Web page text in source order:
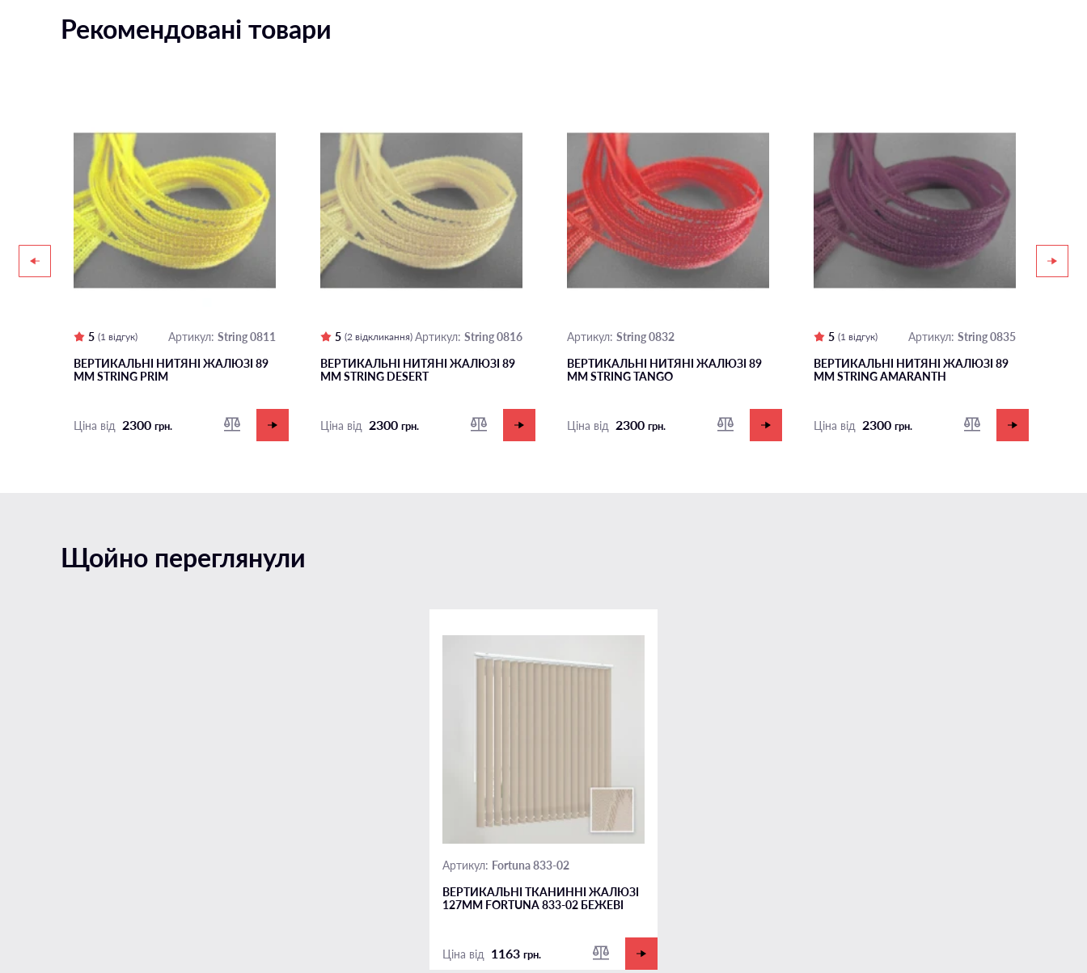
Рекомендовані товари
5 (1 відгук) Артикул: String 0811
ВЕРТИКАЛЬНІ НИТЯНІ ЖАЛЮЗІ 89
ММ STRING PRIM
Ціна від 2300 грн.
5 (2 відкликання) Артикул: String 0816
ВЕРТИКАЛЬНІ НИТЯНІ ЖАЛЮЗІ 89
ММ STRING DESERT
Ціна від 2300 грн.
Артикул: String 0832
ВЕРТИКАЛЬНІ НИТЯНІ ЖАЛЮЗІ 89
ММ STRING TANGO
Ціна від 2300 грн.
5 (1 відгук) Артикул: String 0835
ВЕРТИКАЛЬНІ НИТЯНІ ЖАЛЮЗІ 89
ММ STRING AMARANTH
Ціна від 2300 грн.
Щойно переглянули
Артикул: Fortuna 833-02
ВЕРТИКАЛЬНІ ТКАНИННІ ЖАЛЮЗІ
127ММ FORTUNA 833-02 БЕЖЕВІ
Ціна від 1163 грн.